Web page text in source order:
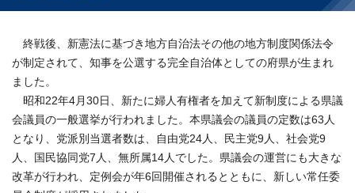
終戦後、新憲法に基づき地方自治法その他の地方制度関係法令
が制定されて、知事を公選する完全自治体としての府県が生まれ
ました。
昭和22年4月30日、新たに婦人有権者を加えて新制度による県議
会議員の一般選挙が行われました。本県議会の議員の定数は63人
となり、党派別当選者数は、自由党24人、民主党9人、社会党9
人、国民協同党7人、無所属14人でした。県議会の運営にも大きな
改革が行われ、定例会が年6回開催されるとともに、新しい常任委